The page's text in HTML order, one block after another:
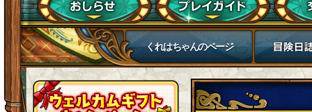
くれはちゃんのページ